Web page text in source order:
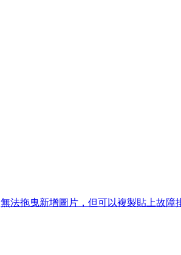
無法拖曳新增圖片，但可以複製貼上故障